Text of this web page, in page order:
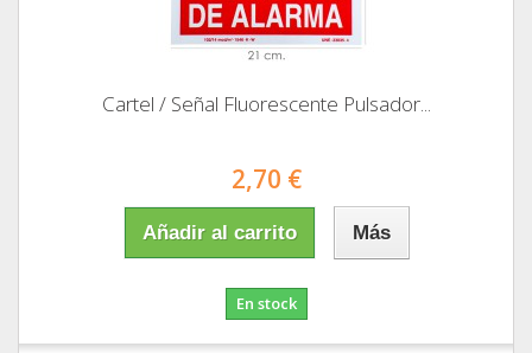
Cartel / Señal Fluorescente Pulsador...
2,70 €
Añadir al carrito Más
En stock